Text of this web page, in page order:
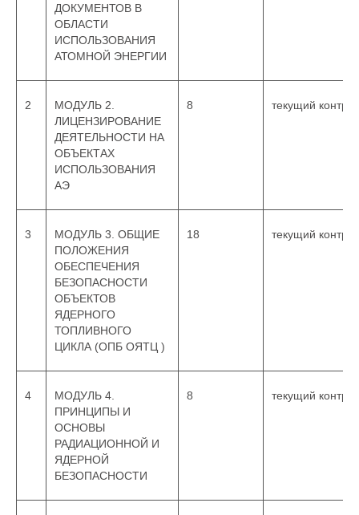
ДОКУМЕНТОВ В
ОБЛАСТИ
ИСПОЛЬЗОВАНИЯ
АТОМНОЙ ЭНЕРГИИ
2
МОДУЛЬ 2.
ЛИЦЕНЗИРОВАНИЕ
ДЕЯТЕЛЬНОСТИ НА
ОБЪЕКТАХ
ИСПОЛЬЗОВАНИЯ
АЭ
8 текущий
3
МОДУЛЬ 3. ОБЩИЕ
ПОЛОЖЕНИЯ
ОБЕСПЕЧЕНИЯ
БЕЗОПАСНОСТИ
ОБЪЕКТОВ
ЯДЕРНОГО
ТОПЛИВНОГО
ЦИКЛА (ОПБ ОЯТЦ )
18 текущий
4
МОДУЛЬ 4.
ПРИНЦИПЫ И
ОСНОВЫ
РАДИАЦИОННОЙ И
ЯДЕРНОЙ
БЕЗОПАСНОСТИ
8 текущий